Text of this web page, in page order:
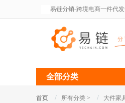
易链分销-跨境电商一件代
全部分类
首页 / 所有分类 > / 大件家